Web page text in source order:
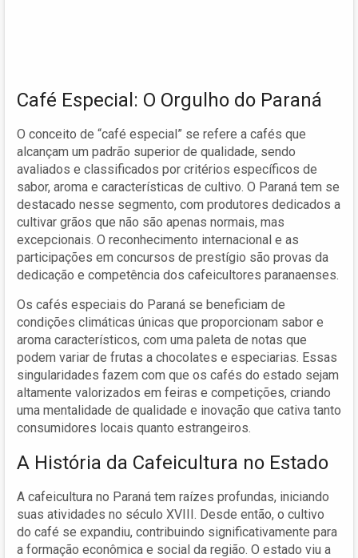
Café Especial: O Orgulho do Paraná
O conceito de “café especial” se refere a cafés que
alcançam um padrão superior de qualidade, sendo
avaliados e classificados por critérios específicos de
sabor, aroma e características de cultivo. O Paraná tem se
destacado nesse segmento, com produtores dedicados a
cultivar grãos que não são apenas normais, mas
excepcionais. O reconhecimento internacional e as
participações em concursos de prestígio são provas da
dedicação e competência dos cafeicultores paranaenses.
Os cafés especiais do Paraná se beneficiam de
condições climáticas únicas que proporcionam sabor e
aroma característicos, com uma paleta de notas que
podem variar de frutas a chocolates e especiarias. Essas
singularidades fazem com que os cafés do estado sejam
altamente valorizados em feiras e competições, criando
uma mentalidade de qualidade e inovação que cativa tanto
consumidores locais quanto estrangeiros.
A História da Cafeicultura no Estado
A cafeicultura no Paraná tem raízes profundas, iniciando
suas atividades no século XVIII. Desde então, o cultivo
do café se expandiu, contribuindo significativamente para
a formação econômica e social da região. O estado viu a